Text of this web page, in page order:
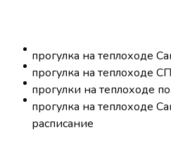
прогулка на теплоходе
прогулка на теплоходе
прогулки на теплоходе
прогулка на теплоходе
расписание